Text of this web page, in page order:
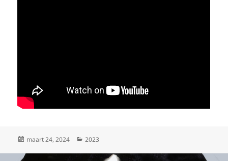
Geplaatst
maart 24, 2024 Categorieën
2023